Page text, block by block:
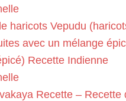
haricots Vepudu
avec un mélange
Recette Indienne
Recette – Recette